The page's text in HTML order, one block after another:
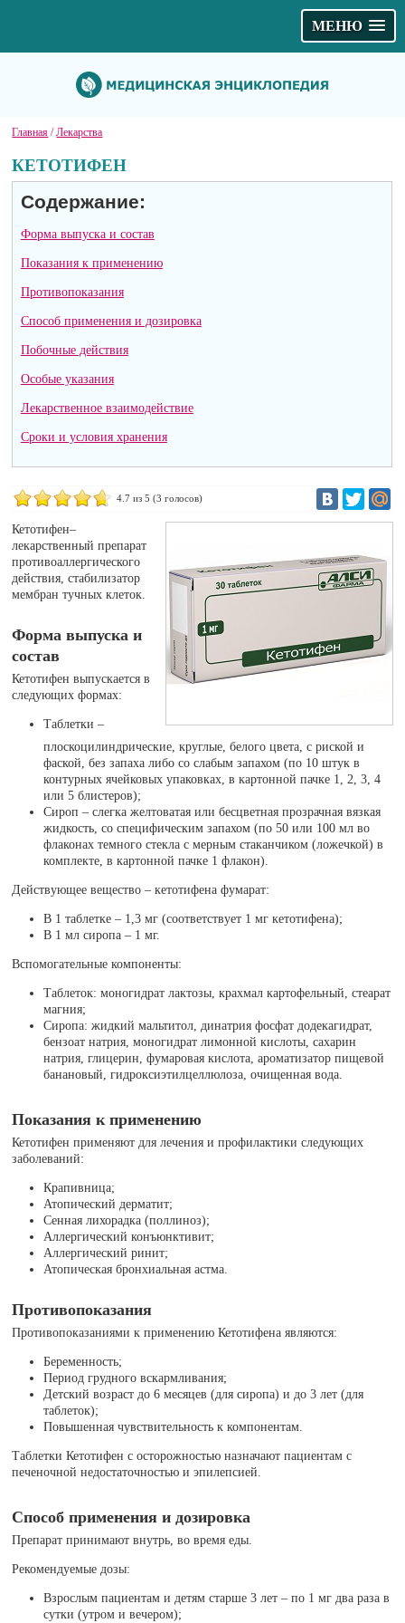
МЕНЮ
Главная /Лекарства
КЕТОТИФЕН
Содержание:
Форма выпуска и состав
Показания к применению
Противопоказания
Способ применения и дозировка
Побочные действия
Особые указания
Лекарственное взаимодействие
Сроки и условия хранения
4.7 из 5 (3 голосов)
Кетотифен–
лекарственный препарат
противоаллергического
действия, стабилизатор
мембран тучных клеток.
Форма выпуска и
состав
Кетотифен выпускается в
следующих формах:
Таблетки –
плоскоцилиндрические, круглые, белого цвета, с риской и
фаской, без запаха либо со слабым запахом (по 10 штук в
контурных ячейковых упаковках, в картонной пачке 1, 2, 3, 4
или 5 блистеров);
Сироп – слегка желтоватая или бесцветная прозрачная вязкая
жидкость, со специфическим запахом (по 50 или 100 мл во
флаконах темного стекла с мерным стаканчиком (ложечкой) в
комплекте, в картонной пачке 1 флакон).
Действующее вещество – кетотифена фумарат:
В 1 таблетке – 1,3 мг (соответствует 1 мг кетотифена);
В 1 мл сиропа – 1 мг.
Вспомогательные компоненты:
Таблеток: моногидрат лактозы, крахмал картофельный, стеарат
магния;
Сиропа: жидкий мальтитол, динатрия фосфат додекагидрат,
бензоат натрия, моногидрат лимонной кислоты, сахарин
натрия, глицерин, фумаровая кислота, ароматизатор пищевой
банановый, гидроксиэтилцеллюлоза, очищенная вода.
Показания к применению
Кетотифен применяют для лечения и профилактики следующих
заболеваний:
Крапивница;
Атопический дерматит;
Сенная лихорадка (поллиноз);
Аллергический конъюнктивит;
Аллергический ринит;
Атопическая бронхиальная астма.
Противопоказания
Противопоказаниями к применению Кетотифена являются:
Беременность;
Период грудного вскармливания;
Детский возраст до 6 месяцев (для сиропа) и до 3 лет (для
таблеток);
Повышенная чувствительность к компонентам.
Таблетки Кетотифен с осторожностью назначают пациентам с
печеночной недостаточностью и эпилепсией.
Способ применения и дозировка
Препарат принимают внутрь, во время еды.
Рекомендуемые дозы:
Взрослым пациентам и детям старше 3 лет – по 1 мг два раза в
сутки (утром и вечером);